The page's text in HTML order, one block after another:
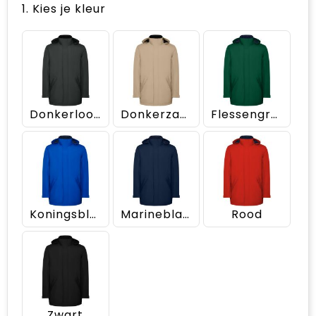
1. Kies je kleur
Donkerlood Donkerzand Flessengroen
Koningsblauw Marineblauw Rood